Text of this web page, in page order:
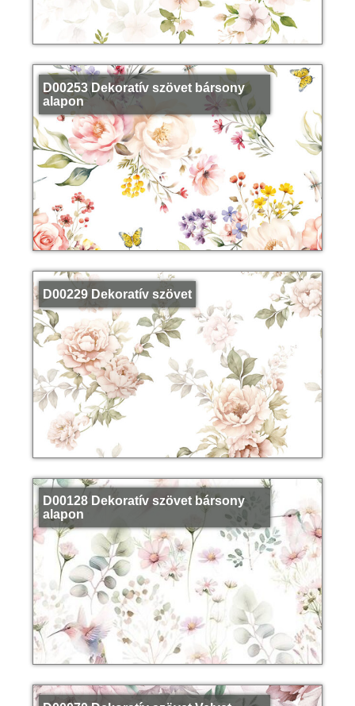
D00253 Dekoratív szövet bársony
alapon
D00229 Dekoratív szövet
D00128 Dekoratív szövet bársony
alapon